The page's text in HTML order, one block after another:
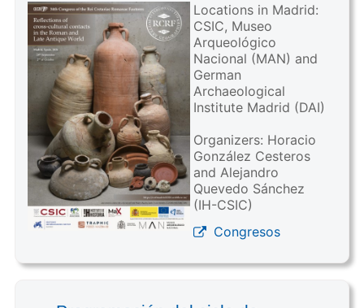
Locations in Madrid:
CSIC, Museo
Arqueológico
Nacional (MAN) and
German
Archaeological
Institute Madrid (DAI)
Organizers: Horacio
González Cesteros
and Alejandro
Quevedo Sánchez
(IH-CSIC)
Congresos